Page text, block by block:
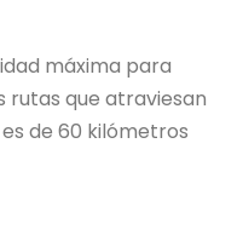
máxima para
rutas que atraviesan
de 60 kilómetros